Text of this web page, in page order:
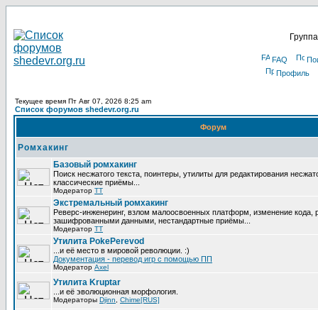
FAQ
Профиль
Текущее время Пт Авг 07, 2026 8:25 am
Список форумов shedevr.org.ru
Форум
Ромхакинг
Базовый ромхакинг
Поиск несжатого текста, поинтеры, утилиты для редактирования
классические приёмы...
Модератор TT
Экстремальный ромхакинг
Реверс-инженеринг, взлом малоосвоенных платформ, изменение кода,
зашифрованными данными, нестандартные приёмы...
Модератор TT
Утилита PokePerevod
...и её место в мировой революции. :)
Документация - перевод игр с помощью ПП
Модератор Axel
Утилита Kruptar
...и её эволюционная морфология.
Модераторы Djinn Chime[RUS]